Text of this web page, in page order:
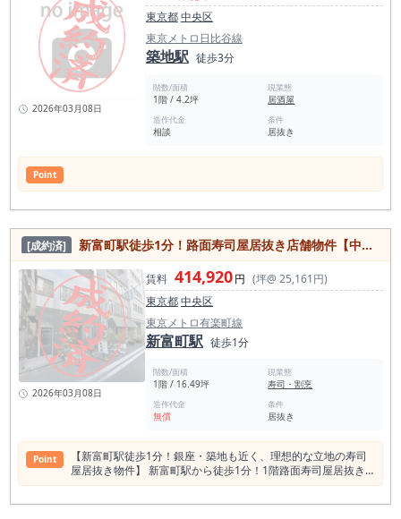
2026年03月08日
東京都中央区
東京メトロ日比谷線
築地駅 徒歩3分
階数/面積
1階 / 4.2坪
現業態
居酒屋
造作代金
相談
条件
居抜き
Point
[成約済] 新富町駅徒歩1分！路面寿司屋居抜き店舗物件【中央区】
2026年03月08日
賃料 414,920円 (坪@ 25,161円)
東京都中央区
東京メトロ有楽町線
新富町駅 徒歩1分
階数/面積
1階 / 16.49坪
現業態
寿司・割烹
造作代金
無償
条件
居抜き
Point
【新富町駅徒歩1分！銀座・築地も近く、理想的な立地の寿司
屋居抜き物件】 新富町駅から徒歩1分！1階路面寿司屋居抜き
物件です。 銀座や築地も徒歩圏内です◎ オフィス街のためラ